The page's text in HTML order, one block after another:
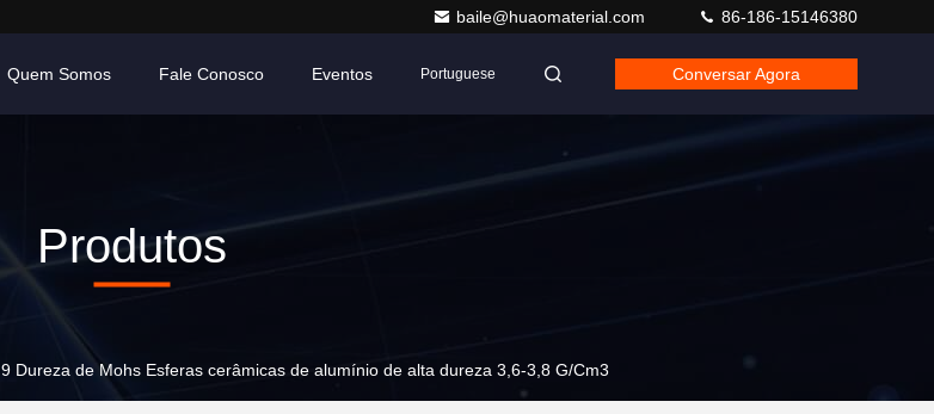
baile@huaomaterial.com 86-186-15146380
Quem Somos Fale Conosco Eventos Portuguese Conversar Agora
Produtos
9 Dureza de Mohs Esferas cerâmicas de alumínio de alta dureza 3,6-3,8 G/Cm3